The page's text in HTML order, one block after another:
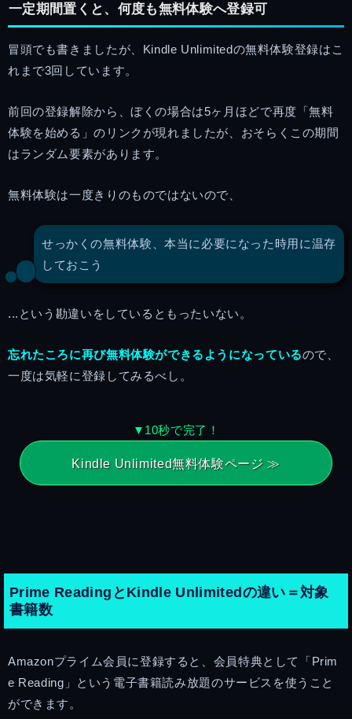
一定期間置くと、何度も無料体験へ登録可
冒頭でも書きましたが、Kindle Unlimitedの無料体験登録はこ
れまで3回しています。
前回の登録解除から、ぼくの場合は5ヶ月ほどで再度「無料
体験を始める」のリンクが現れましたが、おそらくこの期間
はランダム要素があります。
無料体験は一度きりのものではないので、
せっかくの無料体験、本当に必要になった時用に温存
しておこう
...という勘違いをしているともったいない。
忘れたころに再び無料体験ができるようになっているので、
一度は気軽に登録してみるべし。
▼10秒で完了！
Kindle Unlimited無料体験ページ ≫
Prime ReadingとKindle Unlimitedの違い＝対象
書籍数
Amazonプライム会員に登録すると、会員特典として「Prim
e Reading」という電子書籍読み放題のサービスを使うこと
ができます。